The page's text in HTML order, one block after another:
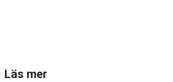
Läs mer